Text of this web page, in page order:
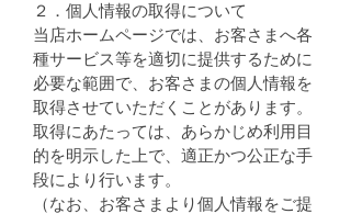
２．個人情報の取得について
当店ホームページでは、お客さまへ各
種サービス等を適切に提供するために
必要な範囲で、お客さまの個人情報を
取得させていただくことがあります。
取得にあたっては、あらかじめ利用目
的を明示した上で、適正かつ公正な手
段により行います。
（なお、お客さまより個人情報をご提